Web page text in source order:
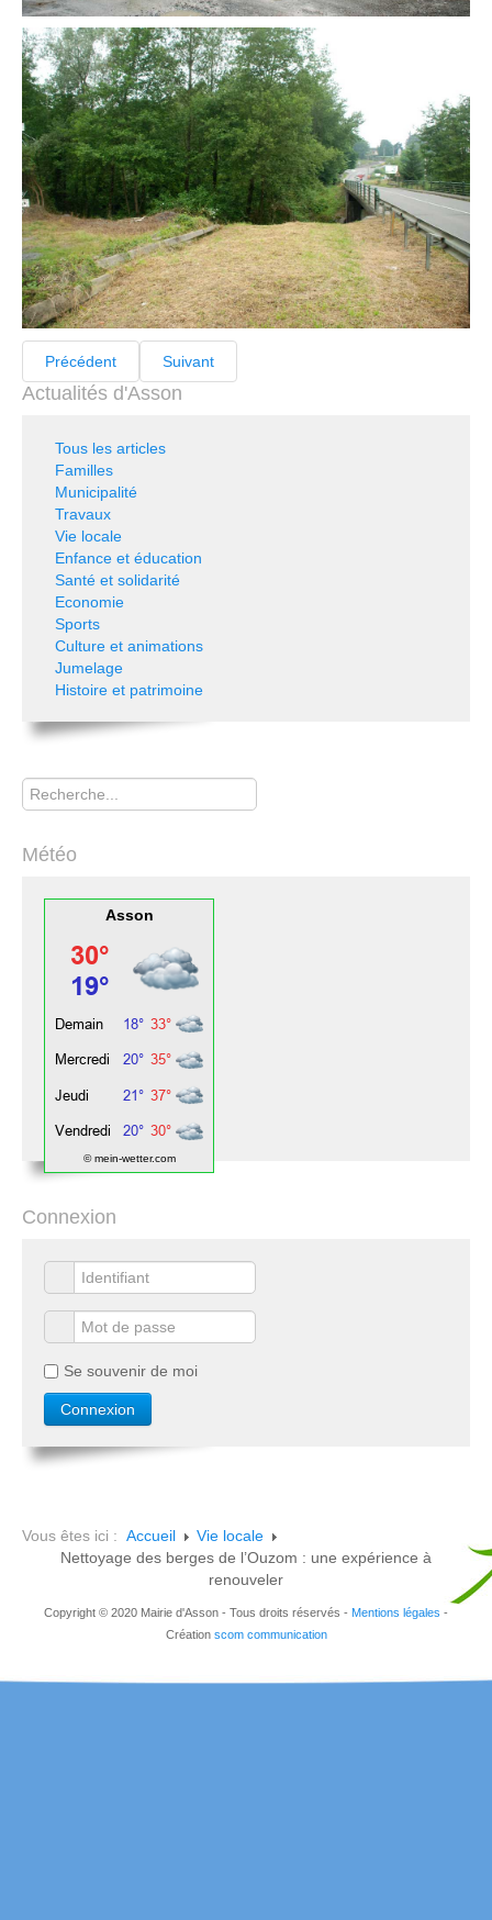
Précédent Suivant
Actualités d'Asson
Tous les articles
Familles
Municipalité
Travaux
Vie locale
Enfance et éducation
Santé et solidarité
Economie
Sports
Culture et animations
Jumelage
Histoire et patrimoine
Rechercher
Météo
Asson
© mein-wetter.com
Connexion
Se souvenir de moi
Vous êtes ici : Accueil
Vie locale
Nettoyage des berges de l’Ouzom : une expérience à
renouveler
Copyright © 2020 Mairie d'Asson - Tous droits réservés - Mentions légales -
Création scom communication